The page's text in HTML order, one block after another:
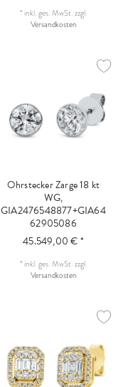
* inkl. ges. MwSt.zzgl.
Versandkosten
Ohrstecker Zarge 18 kt
WG,
GIA2476548877+GIA64
62905086
45.549,00 € *
* inkl. ges. MwSt.zzgl.
Versandkosten